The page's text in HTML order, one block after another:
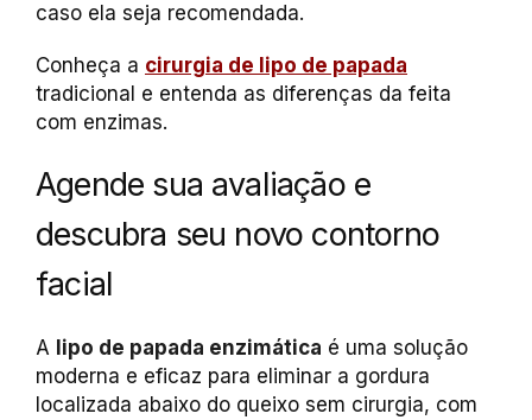
caso ela seja recomendada.
Conheça a cirurgia de lipo de papada
tradicional e entenda as diferenças da feita
com enzimas.
Agende sua avaliação e
descubra seu novo contorno
facial
A lipo de papada enzimática é uma solução
moderna e eficaz para eliminar a gordura
localizada abaixo do queixo sem cirurgia, com